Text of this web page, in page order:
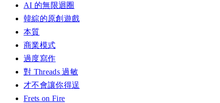
AI 的無限迴圈
韓綜的原創遊戲
本質
商業模式
過度寫作
對 Threads 過敏
才不會讓你得逞
Frets on Fire